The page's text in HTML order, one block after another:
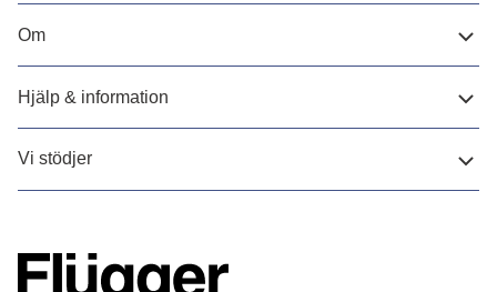
Om
Hjälp & information
Vi stödjer